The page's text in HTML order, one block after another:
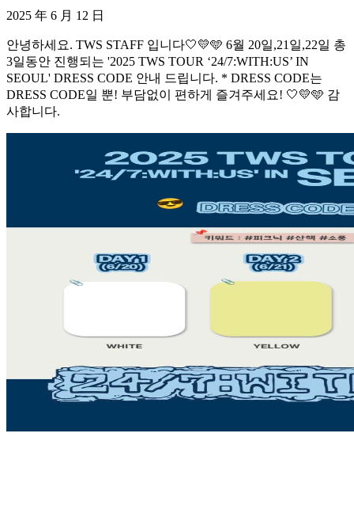
2025 年 6 月 12 日
안녕하세요. TWS STAFF 입니다🤍💛🩵 6월 20일,21일,22일 총
3일동안 진행되는 '2025 TWS TOUR ‘24/7:WITH:US’ IN
SEOUL' DRESS CODE 안내 드립니다. * DRESS CODE는
DRESS CODE일 뿐! 부담없이 편하게 즐겨주세요! 🤍💛🩵 감
사합니다.